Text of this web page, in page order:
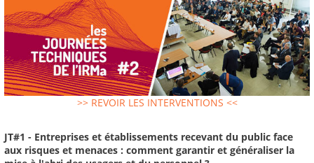
>> REVOIR LES INTERVENTIONS <<
JT#1 - Entreprises et établissements recevant du public face
aux risques et menaces : comment garantir et généraliser la